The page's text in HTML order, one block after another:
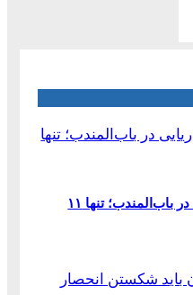
سقوط کم‌سابقه ترافیک دریایی در باب‌المندب؛ تنها ۱۱